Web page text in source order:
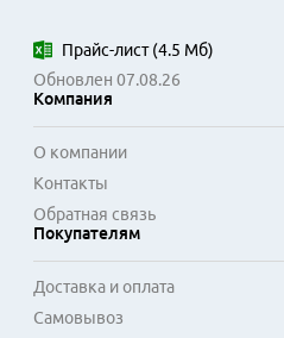
Прайс-лист(4.5 Мб)
Обновлен 07.08.26
Компания
О компании
Контакты
Обратная связь
Покупателям
Доставка и оплата
Самовывоз